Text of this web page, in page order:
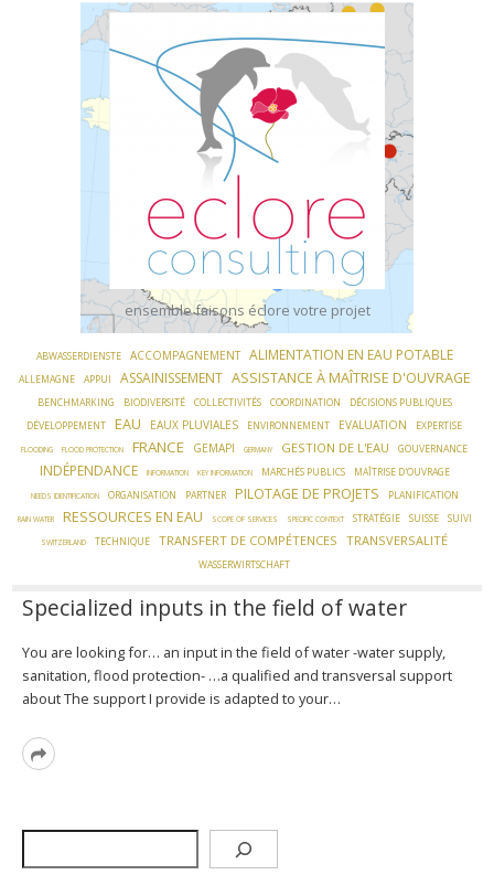
ensemble faisons éclore votre projet
ABWASSERDIENSTE ACCOMPAGNEMENT ALIMENTATION EN EAU POTABLE
ALLEMAGNE APPUI ASSAINISSEMENT ASSISTANCE À MAÎTRISE D'OUVRAGE
BENCHMARKING BIODIVERSITÉ COLLECTIVITÉS COORDINATION
DÉCISIONS PUBLIQUES
DÉVELOPPEMENT
EAU EAUX PLUVIALES ENVIRONNEMENT EVALUATION EXPERTISE
FLOODING FLOOD PROTECTION FRANCE GEMAPI GERMANY GESTION DE L'EAU GOUVERNANCE
INDÉPENDANCE INFORMATION KEY INFORMATION MARCHÉS PUBLICS MAÎTRISE D'OUVRAGE
NEEDS IDENTIFICATION ORGANISATION PARTNER PILOTAGE DE PROJETS PLANIFICATION
RAIN WATER RESSOURCES EN EAU SCOPE OF SERVICES SPECIFIC CONTEXT STRATÉGIE SUISSE SUIVI
SWITZERLAND TECHNIQUE TRANSFERT DE COMPÉTENCES TRANSVERSALITÉ
WASSERWIRTSCHAFT
Specialized inputs in the field of water
You are looking for… an input in the field of water -water supply,
sanitation, flood protection- …a qualified and transversal support
about The support I provide is adapted to your…
Read